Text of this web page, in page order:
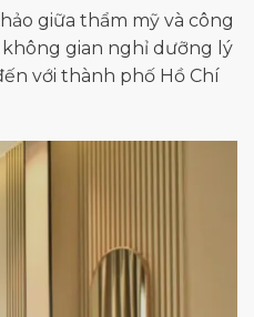
giữa thẩm mỹ và công
gian nghỉ dưỡng lý
với thành phố Hồ Chí